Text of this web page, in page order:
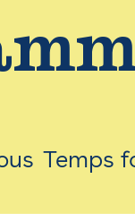
Menu
Temps